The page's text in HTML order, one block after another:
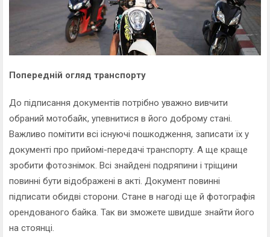
Попередній огляд транспорту
До підписання документів потрібно уважно вивчити
обраний мотобайк, упевнитися в його доброму стані.
Важливо помітити всі існуючі пошкодження, записати їх у
документі про прийомі-передачі транспорту. А ще краще
зробити фотознімок. Всі знайдені подряпини і тріщини
повинні бути відображені в акті. Документ повинні
підписати обидві сторони. Стане в нагоді ще й фотографія
орендованого байка. Так ви зможете швидше знайти його
на стоянці.